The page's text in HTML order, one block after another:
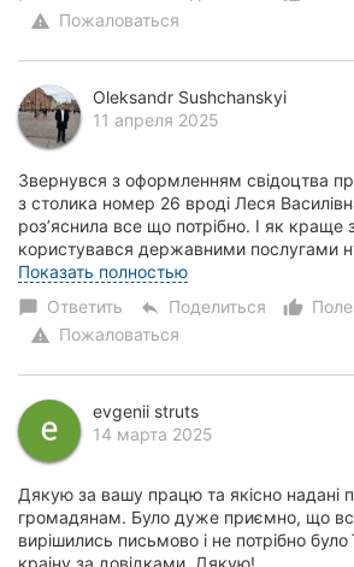
warning Пожаловаться
Oleksandr Sushchanskyi
11 апреля 2025
Звернувся з оформленням свідоцтва
з столика номер 26 вроді Леся
розʼяснила все що потрібно. І як краще
користувався державними послугами
вищому рівні, такої обслуги ні...
Показать полностью
chat_bubble Ответить reply Поделиться
warning Пожаловаться
evgenii struts
14 марта 2025
Дякую за вашу працю та якісно надані
громадянам. Було дуже приємно, що
вирішились письмово і не потрібно